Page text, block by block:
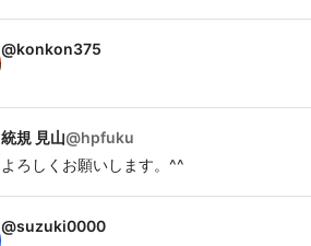
@konkon375
統規 見山@hpfuku
よろしくお願いします。^^
@suzuki0000